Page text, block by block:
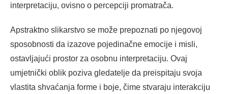
interpretaciju, ovisno o percepciji promatrača.
Apstraktno slikarstvo se može prepoznati po njegovoj
sposobnosti da izazove pojedinačne emocije i misli,
ostavljajući prostor za osobnu interpretaciju. Ovaj
umjetnički oblik poziva gledatelje da preispitaju svoja
vlastita shvaćanja forme i boje, čime stvaraju interakciju